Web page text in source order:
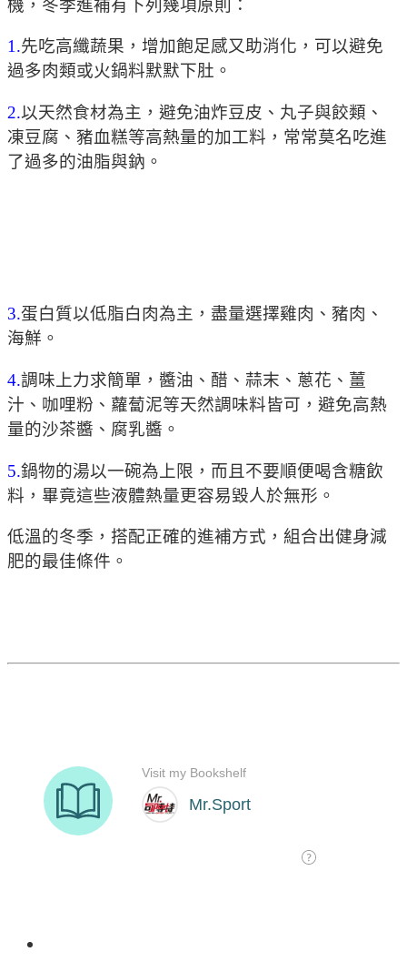
機，冬季進補有下列幾項原則：
1.先吃高纖蔬果，增加飽足感又助消化，可以避免
過多肉類或火鍋料默默下肚。
2.以天然食材為主，避免油炸豆皮、丸子與餃類、
凍豆腐、豬血糕等高熱量的加工料，常常莫名吃進
了過多的油脂與鈉。
3.蛋白質以低脂白肉為主，盡量選擇雞肉、豬肉、
海鮮。
4.調味上力求簡單，醬油、醋、蒜末、蔥花、薑
汁、咖哩粉、蘿蔔泥等天然調味料皆可，避免高熱
量的沙茶醬、腐乳醬。
5.鍋物的湯以一碗為上限，而且不要順便喝含糖飲
料，畢竟這些液體熱量更容易毀人於無形。
低溫的冬季，搭配正確的進補方式，組合出健身減
肥的最佳條件。